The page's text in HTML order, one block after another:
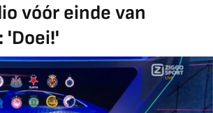
vóór einde van
'Doei!'